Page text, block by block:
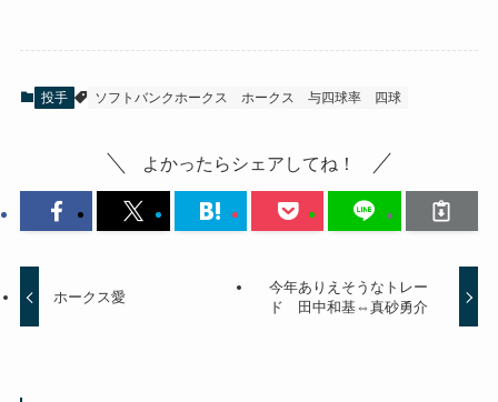
投手 ソフトバンクホークス ホークス 与四球率 四球
よかったらシェアしてね！
ホークス愛
今年ありえそうなトレー
ド 田中和基⇔真砂勇介